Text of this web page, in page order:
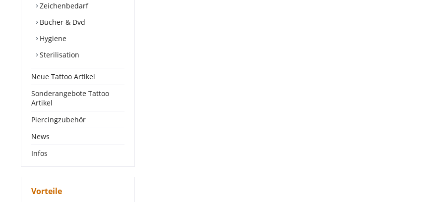
Zeichenbedarf
Bücher & Dvd
Hygiene
Sterilisation
Neue Tattoo Artikel
Sonderangebote Tattoo
Artikel
Piercingzubehör
News
Infos
Vorteile